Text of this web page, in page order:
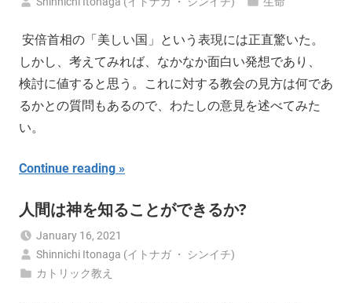
安倍首相の「美しい国」という表現には正直驚いた。
しかし、考えてみれば、なかなか面白い発想であり、
検討に値すると思う。これに対する教会の見方は何であ
るかとの質問もあるので、わたしの意見を述べてみた
い。
Continue reading
人間は神を知ることができるか?
January 16, 2021
Shinnichi Itonaga (イトナガ ・ シンイチ)
カトリック教え